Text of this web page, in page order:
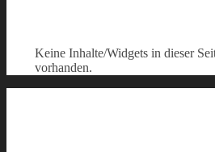
Keine Inhalte/Widgets in dieser
vorhanden.